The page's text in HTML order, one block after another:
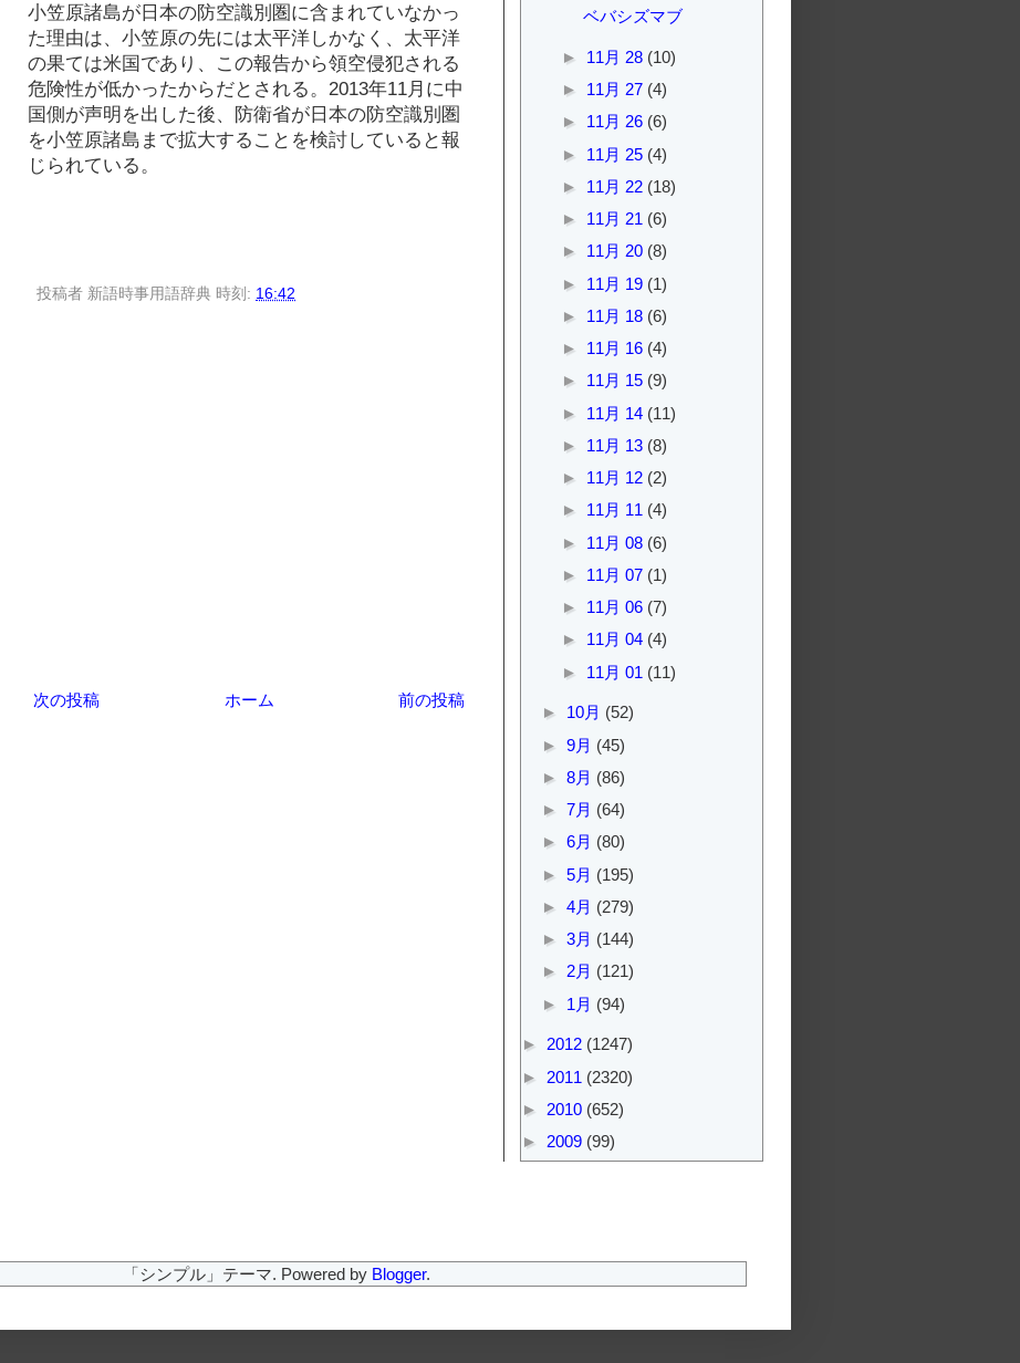
小笠原諸島が日本の防空識別圏に含まれていなかっ
た理由は、小笠原の先には太平洋しかなく、太平洋
の果ては米国であり、この報告から領空侵犯される
危険性が低かったからだとされる。2013年11月に中
国側が声明を出した後、防衛省が日本の防空識別圏
を小笠原諸島まで拡大することを検討していると報
じられている。
投稿者 新語時事用語辞典 時刻: 16:42
次の投稿 前の投稿
ホーム
ベバシズマブ
► 11月 28 (10)
► 11月 27 (4)
► 11月 26 (6)
► 11月 25 (4)
► 11月 22 (18)
► 11月 21 (6)
► 11月 20 (8)
► 11月 19 (1)
► 11月 18 (6)
► 11月 16 (4)
► 11月 15 (9)
► 11月 14 (11)
► 11月 13 (8)
► 11月 12 (2)
► 11月 11 (4)
► 11月 08 (6)
► 11月 07 (1)
► 11月 06 (7)
► 11月 04 (4)
► 11月 01 (11)
► 10月 (52)
► 9月 (45)
► 8月 (86)
► 7月 (64)
► 6月 (80)
► 5月 (195)
► 4月 (279)
► 3月 (144)
► 2月 (121)
► 1月 (94)
► 2012 (1247)
► 2011 (2320)
► 2010 (652)
► 2009 (99)
「シンプル」テーマ. Powered by Blogger.